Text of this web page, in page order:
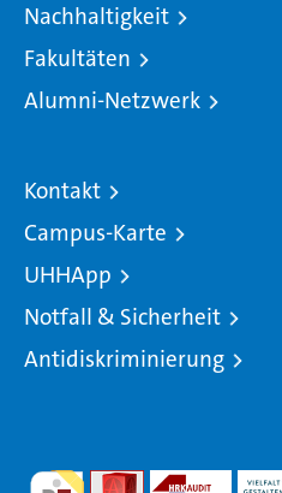
Nachhaltigkeit
Fakultäten
Alumni-Netzwerk
Kontakt
Campus-Karte
UHHApp
Notfall & Sicherheit
Antidiskriminierung